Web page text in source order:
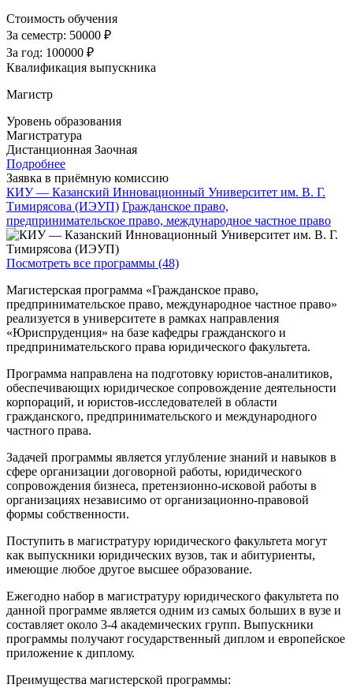
Стоимость обучения
За семестр: 50000 ₽
За год: 100000 ₽
Квалификация выпускника
Магистр
Уровень образования
Магистратура
Дистанционная Заочная
Подробнее
Заявка в приёмную комиссию
КИУ — Казанский Инновационный Университет им. В. Г.
Тимирясова (ИЭУП) Гражданское право,
предпринимательское право, международное частное право
Посмотреть все программы (48)
Магистерская программа «Гражданское право,
предпринимательское право, международное частное право»
реализуется в университете в рамках направления
«Юриспруденция» на базе кафедры гражданского и
предпринимательского права юридического факультета.
Программа направлена на подготовку юристов-аналитиков,
обеспечивающих юридическое сопровождение деятельности
корпораций, и юристов-исследователей в области
гражданского, предпринимательского и международного
частного права.
Задачей программы является углубление знаний и навыков в
сфере организации договорной работы, юридического
сопровождения бизнеса, претензионно-исковой работы в
организациях независимо от организационно-правовой
формы собственности.
Поступить в магистратуру юридического факультета могут
как выпускники юридических вузов, так и абитуриенты,
имеющие любое другое высшее образование.
Ежегодно набор в магистратуру юридического факультета по
данной программе является одним из самых больших в вузе и
составляет около 3-4 академических групп. Выпускники
программы получают государственный диплом и европейское
приложение к диплому.
Преимущества магистерской программы: